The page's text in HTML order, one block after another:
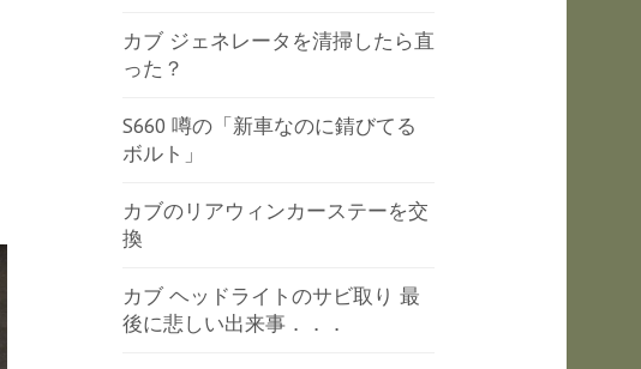
カブ ジェネレータを清掃したら直
った？
S660 噂の「新車なのに錆びてる
ボルト」
カブのリアウィンカーステーを交
換
カブ ヘッドライトのサビ取り 最
後に悲しい出来事．．．